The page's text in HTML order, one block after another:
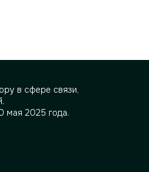
в сфере связи,
мая 2025 года.